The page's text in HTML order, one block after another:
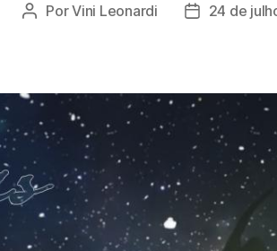
Autor
PorVini Leonardi
Data24 de